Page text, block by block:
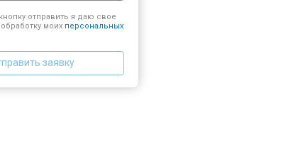
отправить я даю свое
моих персональных
заявку